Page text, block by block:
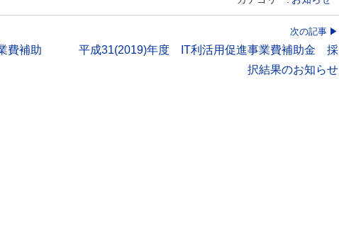
費補助
次の記事
平成31(2019)年度 IT利活用促進事業費補助金 採
択結果のお知らせ